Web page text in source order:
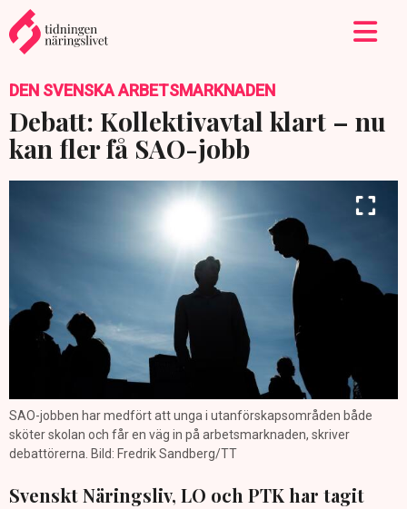
DEN SVENSKA ARBETSMARKNADEN
Debatt: Kollektivavtal klart – nu
kan fler få SAO-jobb
SAO-jobben har medfört att unga i utanförskapsområden både
sköter skolan och får en väg in på arbetsmarknaden, skriver
debattörerna. Bild: Fredrik Sandberg/TT
Svenskt Näringsliv, LO och PTK har tagit